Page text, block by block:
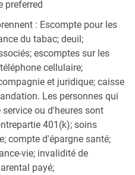
preferred
: Escompte pour les
du tabac; deuil;
escomptes sur les
cellulaire;
et juridique; caisse
Les personnes qui
ou d'heures sont
401(k); soins
compte d'épargne santé;
vie; invalidité de
payé;